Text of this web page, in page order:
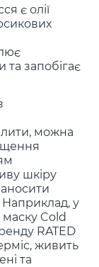
є олії
та запобігає
можна
шкіру
у
Cold
RATED
живить
та